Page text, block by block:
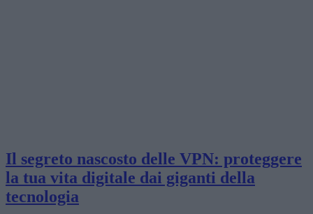
Il segreto nascosto delle VPN: proteggere
la tua vita digitale dai giganti della
tecnologia